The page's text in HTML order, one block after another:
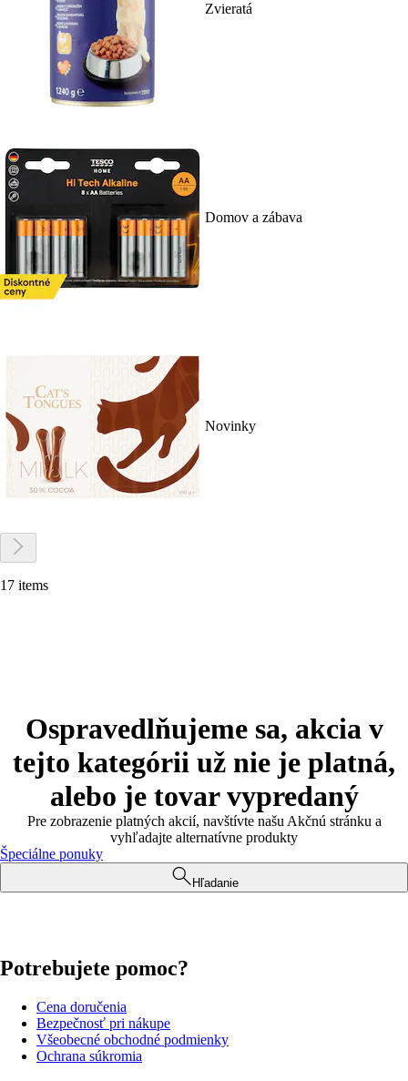
Zvieratá
Domov a zábava
Novinky
17 items
Ospravedlňujeme sa, akcia v
tejto kategórii už nie je platná,
alebo je tovar vypredaný
Pre zobrazenie platných akcií, navštívte našu Akčnú stránku a
vyhľadajte alternatívne produkty
Špeciálne ponuky
Hľadanie
Potrebujete pomoc?
Cena doručenia
Bezpečnosť pri nákupe
Všeobecné obchodné podmienky
Ochrana súkromia